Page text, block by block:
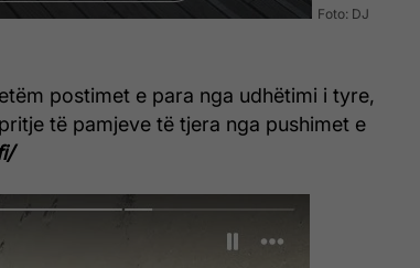
Foto: DJ
postimet e para nga udhëtimi i tyre,
të pamjeve të tjera nga pushimet e